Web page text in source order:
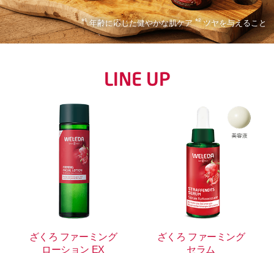
*¹年齢に応じた健やかな肌ケア*²ツヤを与えること
LINE UP
ざくろ ファーミング
ローション EX
ざくろ ファーミング
セラム